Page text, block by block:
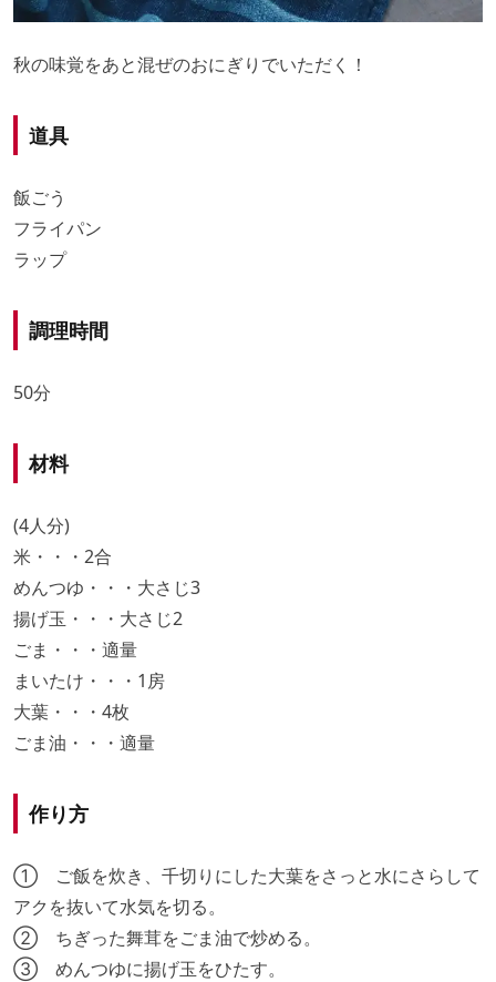
秋の味覚をあと混ぜのおにぎりでいただく！
道具
飯ごう
フライパン
ラップ
調理時間
50分
材料
(4人分)
米・・・2合
めんつゆ・・・大さじ3
揚げ玉・・・大さじ2
ごま・・・適量
まいたけ・・・1房
大葉・・・4枚
ごま油・・・適量
作り方
① ご飯を炊き、千切りにした大葉をさっと水にさらして
アクを抜いて水気を切る。
② ちぎった舞茸をごま油で炒める。
③ めんつゆに揚げ玉をひたす。